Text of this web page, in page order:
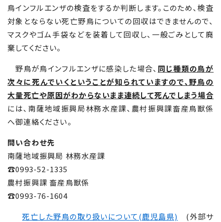
鳥インフルエンザの検査をするか判断します。このため、検査
対象とならない死亡野鳥についての回収はできませんので、
マスクやゴム手袋などを装着して回収し、一般ごみとして廃
棄してください。
野鳥が鳥インフルエンザに感染した場合、 同じ種類の鳥が
次々に死んでいくということが知られていますので、野鳥の
大量死亡や原因がわからないまま連続して死んでしまう場合
には、南薩地域振興局林務水産課、農村振興課畜産鳥獣係
へ御連絡ください。
問い合わせ先
南薩地域振興局 林務水産課
☎0993-52-1335
農村振興課 畜産鳥獣係
☎0993-76-1604
死亡した野鳥の取り扱いについて(鹿児島県)
(外部サ